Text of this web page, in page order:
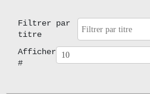
Filtrer par
titre
Afficher
#